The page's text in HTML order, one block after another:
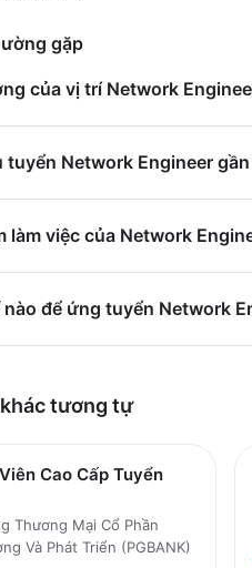
gặp
của vị trí Network
tuyển Network Engineer
làm việc của Network
nào để ứng tuyển Network
kháctương tự
Cao Cấp Tuyển
Thương Mại Cổ Phần
Và Phát Triển (PGBANK)